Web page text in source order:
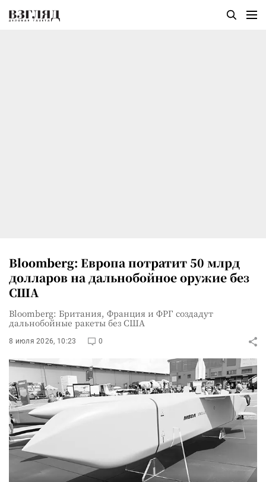
Bloomberg: Европа потратит 50 млрд
долларов на дальнобойное оружие без
США
Bloomberg: Британия, Франция и ФРГ создадут
дальнобойные ракеты без США
8 июля 2026, 10:23 0